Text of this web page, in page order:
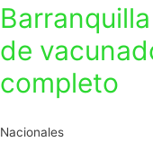
de
completo
Nacionales